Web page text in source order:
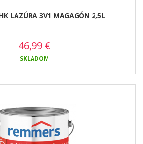
LAZÚRA 3V1 MAGAGÓN 2,5L
46,99 €
SKLADOM